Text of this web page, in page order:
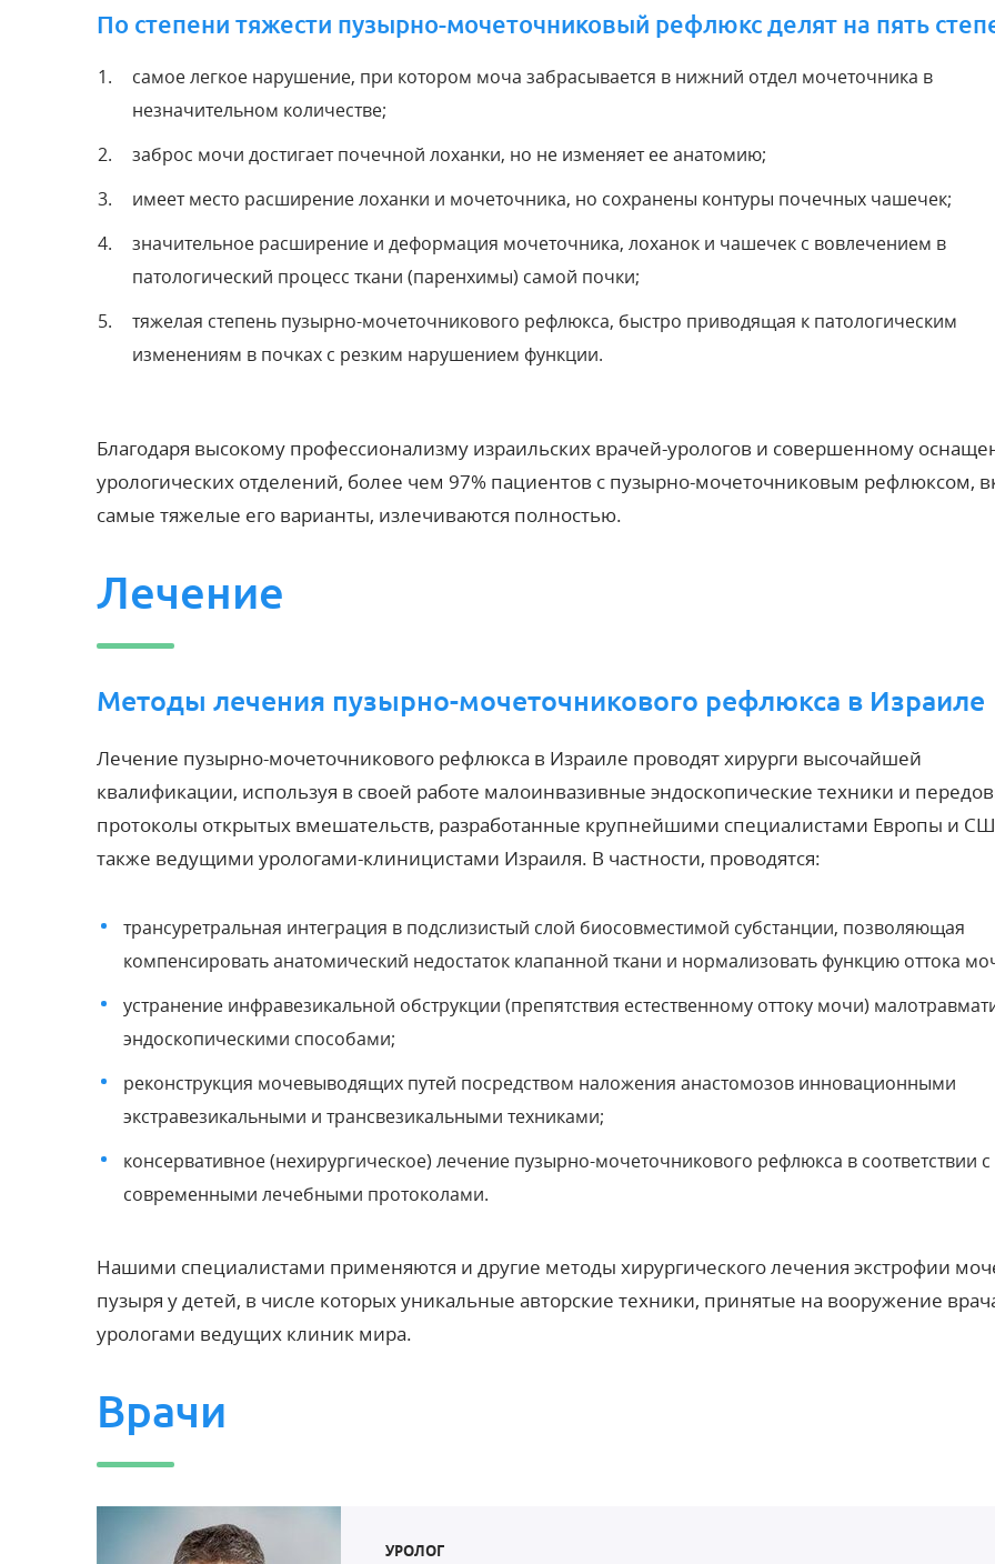
По степени тяжести пузырно-мочеточниковый рефлюкс делят на пять
самое легкое нарушение, при котором моча забрасывается в нижний отдел мочеточника в
незначительном количестве;
заброс мочи достигает почечной лоханки, но не изменяет ее анатомию;
имеет место расширение лоханки и мочеточника, но сохранены контуры почечных чашечек;
значительное расширение и деформация мочеточника, лоханок и чашечек с вовлечением в
патологический процесс ткани (паренхимы) самой почки;
тяжелая степень пузырно-мочеточникового рефлюкса, быстро приводящая к патологическим
изменениям в почках с резким нарушением функции.
Благодаря высокому профессионализму израильских врачей-урологов и совершенному
урологических отделений, более чем 97% пациентов с пузырно-мочеточниковым рефлюксом,
самые тяжелые его варианты, излечиваются полностью.
Лечение
Методы лечения пузырно-мочеточникового рефлюкса в Израиле
Лечение пузырно-мочеточникового рефлюкса в Израиле проводят хирурги высочайшей
квалификации, используя в своей работе малоинвазивные эндоскопические техники и
протоколы открытых вмешательств, разработанные крупнейшими специалистами Европы и
также ведущими урологами-клиницистами Израиля. В частности, проводятся:
трансуретральная интеграция в подслизистый слой биосовместимой субстанции, позволяющая
компенсировать анатомический недостаток клапанной ткани и нормализовать функцию оттока
устранение инфравезикальной обструкции (препятствия естественному оттоку мочи)
эндоскопическими способами;
реконструкция мочевыводящих путей посредством наложения анастомозов инновационными
экстравезикальными и трансвезикальными техниками;
консервативное (нехирургическое) лечение пузырно-мочеточникового рефлюкса в соответствии с
современными лечебными протоколами.
Нашими специалистами применяются и другие методы хирургического лечения экстрофии
пузыря у детей, в числе которых уникальные авторские техники, принятые на вооружение
урологами ведущих клиник мира.
Врачи
УРОЛОГ